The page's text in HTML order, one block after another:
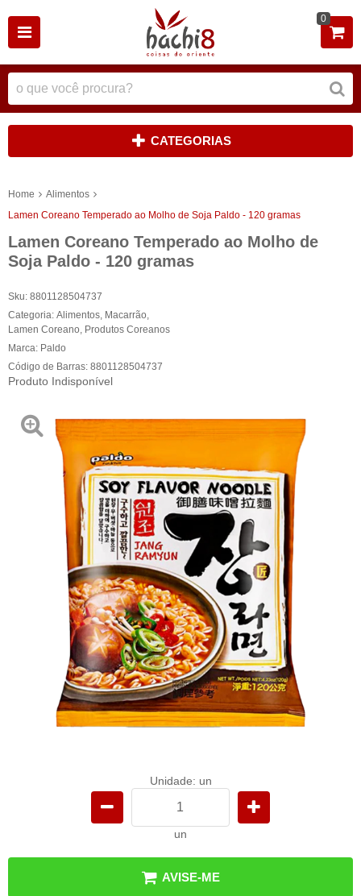
0
CATEGORIAS
Home
Alimentos
Lamen Coreano Temperado ao Molho de Soja Paldo - 120 gramas
Lamen Coreano Temperado ao Molho de
Soja Paldo - 120 gramas
Sku: 8801128504737
Categoria: Alimentos Macarrão
Lamen Coreano Produtos Coreanos
Marca: Paldo
Código de Barras: 8801128504737
Produto Indisponível
Unidade: un
un
AVISE-ME